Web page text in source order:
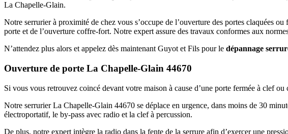
La Chapelle-Glain.
Notre serrurier à proximité de chez vous s’occupe de l’ouverture des portes claquées
porte et de l’ouverture coffre-fort. Notre expert assure des travaux conformes aux
N’attendez plus alors et appelez dès maintenant Guyot et Fils pour le dépannage
Ouverture de porte La Chapelle-Glain 44670
Si vous vous retrouvez coincé devant votre maison à cause d’une porte fermée à clef
Notre serrurier La Chapelle-Glain 44670 se déplace en urgence, dans moins de 30
électroportatif, le by-pass avec radio et la clef à percussion.
De plus, notre expert intègre la radio dans la fente de la serrure afin d’exercer une